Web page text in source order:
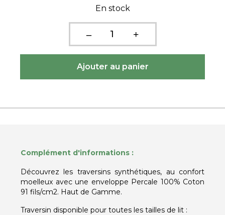
En stock
Complément d'informations :
Découvrez les traversins synthétiques, au confort
moelleux avec une enveloppe Percale 100% Coton
91 fils/cm2. Haut de Gamme.
Traversin disponible pour toutes les tailles de lit :